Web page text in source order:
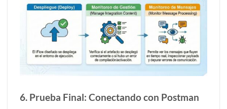
6. Prueba Final: Conectando con Postman